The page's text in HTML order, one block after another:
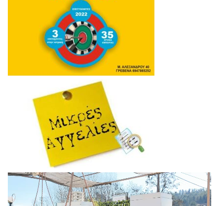
Πρόγραμμα
Αναπαραγωγής
Βίντεο